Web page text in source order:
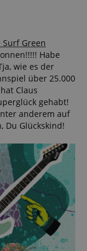
Surf Green
Habe
wie es der
über 25.000
Claus
gehabt!
anderem auf
Du Glückskind!